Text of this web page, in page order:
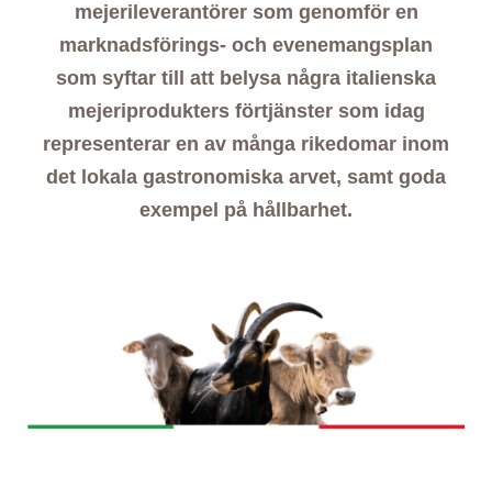
mejerileverantörer som genomför en
marknadsförings- och evenemangsplan
som syftar till att belysa några italienska
mejeriprodukters förtjänster som idag
representerar en av många rikedomar inom
det lokala gastronomiska arvet, samt goda
exempel på hållbarhet.